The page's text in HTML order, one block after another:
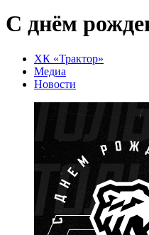
С днём
ХК «Трактор»
Медиа
Новости